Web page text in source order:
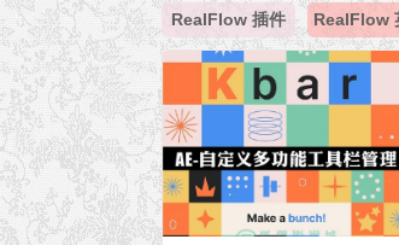
RealFlow 插件